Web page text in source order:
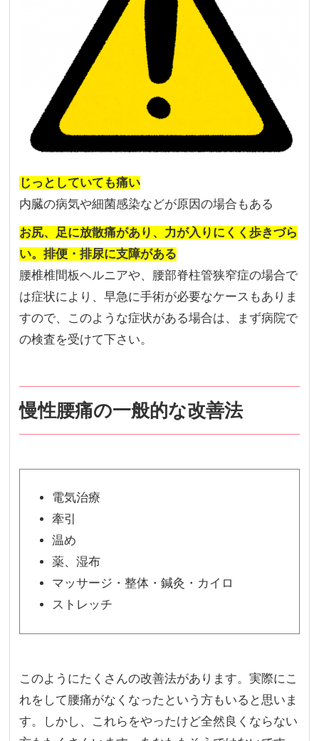
じっとしていても痛い
内臓の病気や細菌感染などが原因の場合もある
お尻、足に放散痛があり、力が入りにくく歩きづら
い。排便・排尿に支障がある
腰椎椎間板ヘルニアや、腰部脊柱管狭窄症の場合で
は症状により、早急に手術が必要なケースもありま
すので、このような症状がある場合は、まず病院で
の検査を受けて下さい。
慢性腰痛の一般的な改善法
電気治療
牽引
温め
薬、湿布
マッサージ・整体・鍼灸・カイロ
ストレッチ
このようにたくさんの改善法があります。実際にこ
れをして腰痛がなくなったという方もいると思いま
す。しかし、これらをやったけど全然良くならない